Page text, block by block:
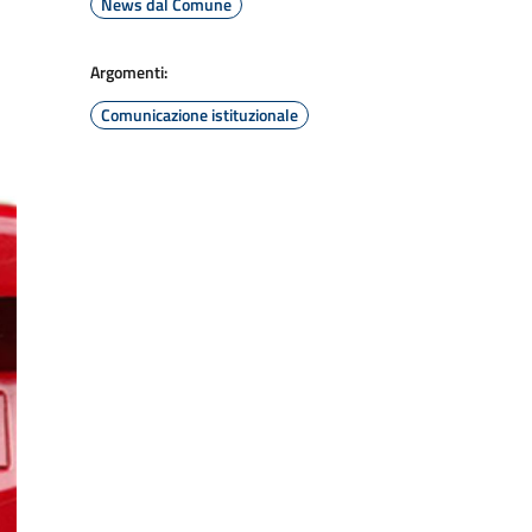
Argomenti:
Comunicazione istituzionale